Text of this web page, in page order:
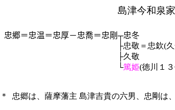
島津今和泉
忠郷＝忠温＝忠厚－忠喬＝忠剛┬忠冬
├忠敬＝忠欽(
├久敬
└篤姫(徳川１
＊ 忠郷は、薩摩藩主 島津吉貴の六男、忠剛は